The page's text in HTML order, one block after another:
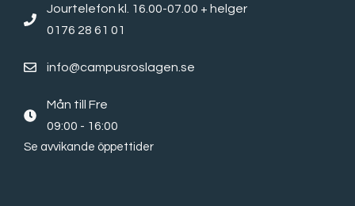
Jourtelefon kl. 16.00-07.00 + helger
0176 28 61 01
info@campusroslagen.se
Mån till Fre
09:00 - 16:00
Se avvikande öppettider